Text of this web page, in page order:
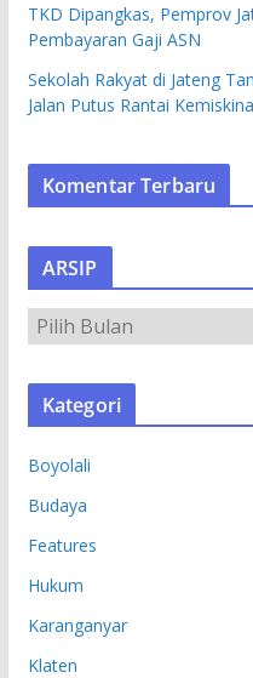
TKD Dipangkas, Pemprov
Pembayaran Gaji ASN
Sekolah Rakyat di Jateng
Jalan Putus Rantai
Komentar Terbaru
ARSIP
R
S
Kategori
Boyolali
Budaya
Features
Hukum
Karanganyar
Klaten